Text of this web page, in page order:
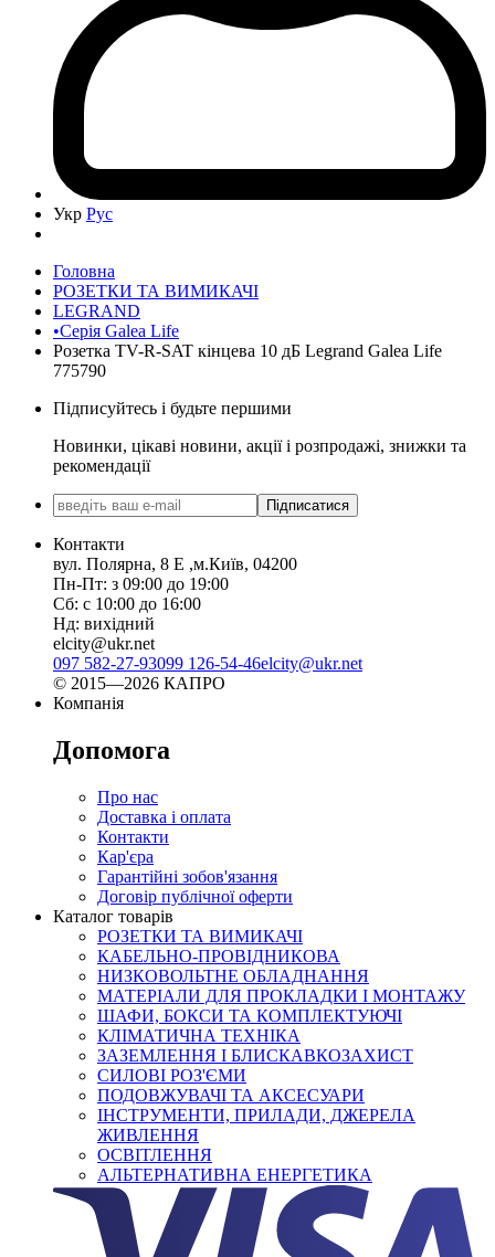
Укр Рус
Головна
РОЗЕТКИ ТА ВИМИКАЧІ
LEGRAND
•Серія Galea Life
Розетка TV-R-SAT кінцева 10 дБ Legrand Galea Life
775790
Підписуйтесь і будьте першими
Новинки, цікаві новини, акції і розпродажі, знижки та
рекомендації
Підписатися
Контакти
вул. Полярна, 8 Е ,м.Київ, 04200
Пн-Пт: з 09:00 до 19:00
Сб: с 10:00 до 16:00
Нд: вихідний
elcity@ukr.net
097 582-27-93099 126-54-46elcity@ukr.net
© 2015—2026 КАПРО
Компанія
Допомога
Про нас
Доставка і оплата
Контакти
Кар'єра
Гарантійні зобов'язання
Договір публічної оферти
Каталог товарів
РОЗЕТКИ ТА ВИМИКАЧІ
КАБЕЛЬНО-ПРОВІДНИКОВА
НИЗКОВОЛЬТНЕ ОБЛАДНАННЯ
МАТЕРІАЛИ ДЛЯ ПРОКЛАДКИ І МОНТАЖУ
ШАФИ, БОКСИ ТА КОМПЛЕКТУЮЧІ
КЛІМАТИЧНА ТЕХНІКА
ЗАЗЕМЛЕННЯ І БЛИСКАВКОЗАХИСТ
СИЛОВІ РОЗ'ЄМИ
ПОДОВЖУВАЧІ ТА АКСЕСУАРИ
ІНСТРУМЕНТИ, ПРИЛАДИ, ДЖЕРЕЛА
ЖИВЛЕННЯ
ОСВІТЛЕННЯ
АЛЬТЕРНАТИВНА ЕНЕРГЕТИКА